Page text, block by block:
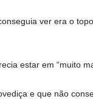
ver era o
estar em “muito
e que não